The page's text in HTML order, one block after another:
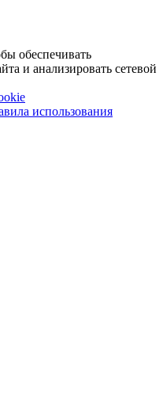
обеспечивать
и анализировать сетевой
использования